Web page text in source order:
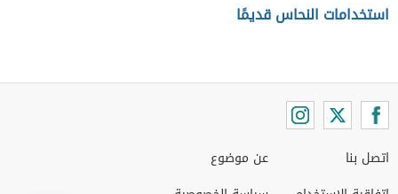
استخدامات النحاس قديمًا
اتصل بنا
عن موضوع